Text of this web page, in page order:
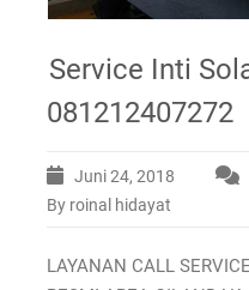
Service Inti
081212407272
Juni 24, 2018
By roinal hidayat
LAYANAN CALL